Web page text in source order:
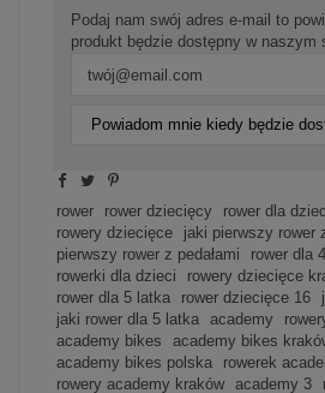
Podaj nam swój adres e-mail to
produkt będzie dostępny w naszym
Powiadom mnie kiedy będzie
rower rower dziecięcy rower dla
rowery dziecięce
jaki pierwszy rower
pierwszy rower z pedałami
rower dla
rowerki dla dzieci
rowery dziecięce
rower dla 5 latka
rower dziecięce 16
jaki rower dla 5 latka
academy
academy bikes
academy bikes
academy bikes polska
rowerek
rowery academy kraków
academy 3